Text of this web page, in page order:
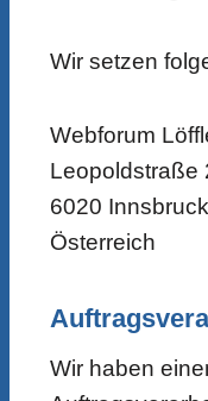
Wir setzen
Webforum
Leopoldstraße
6020 Innsbruck
Österreich
Wir haben